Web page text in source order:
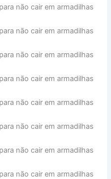
não cair em armadilhas
não cair em armadilhas
não cair em armadilhas
não cair em armadilhas
não cair em armadilhas
não cair em armadilhas
não cair em armadilhas
não cair em armadilhas